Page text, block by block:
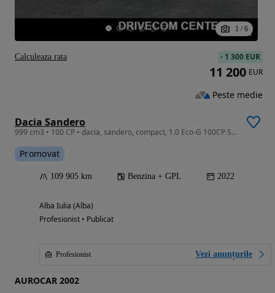
1 / 6
Dacia Sandero
999 cm3 • 100 CP • dacia, sandero, compact, 1.0 Eco-G 100CP Stepway Extreme
Promovat
109 905 km Benzina + GPL 2022
Alba Iulia (Alba)
Profesionist • Publicat
Profesionist Vezi anunțurile
AUROCAR 2002
- 1 300 EUR
11 200 EUR
Peste medie
Calculeaza rata